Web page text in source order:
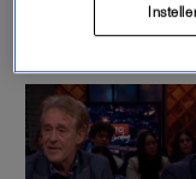
Joep van